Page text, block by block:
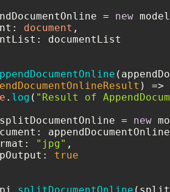
= new
: document ,
: documentList
) =>
. log ( "Result of
= new
:
: "jpg" ,
: true